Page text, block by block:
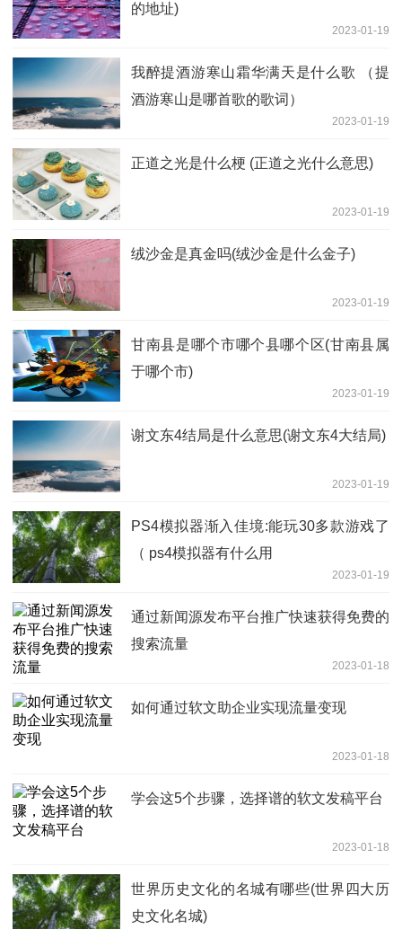
的地址)
2023-01-19
我醉提酒游寒山霜华满天是什么歌 （提
酒游寒山是哪首歌的歌词）
2023-01-19
正道之光是什么梗 (正道之光什么意思)
2023-01-19
绒沙金是真金吗(绒沙金是什么金子)
2023-01-19
甘南县是哪个市哪个县哪个区(甘南县属
于哪个市)
2023-01-19
谢文东4结局是什么意思(谢文东4大结局)
2023-01-19
PS4模拟器渐入佳境:能玩30多款游戏了
（ ps4模拟器有什么用
2023-01-19
通过新闻源发布平台推广快速获得免费的
搜索流量
2023-01-18
如何通过软文助企业实现流量变现
2023-01-18
学会这5个步骤，选择谱的软文发稿平台
2023-01-18
世界历史文化的名城有哪些(世界四大历
史文化名城)